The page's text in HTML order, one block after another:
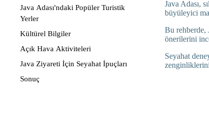
Java Adası'ndaki Popüler Turistik
Yerler
Kültürel Bilgiler
Açık Hava Aktiviteleri
Java Ziyareti İçin Seyahat İpuçları
Sonuç
Java Adası,
büyüleyici
Bu rehberde,
önerilerini
Seyahat
zenginliklerini